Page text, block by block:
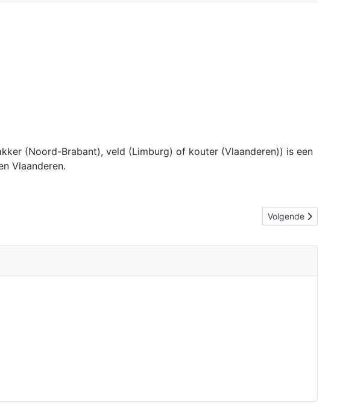
(Noord-Brabant), veld (Limburg) of kouter (Vlaanderen)) is een
Vlaanderen.
Volgende artikel:
Volgende